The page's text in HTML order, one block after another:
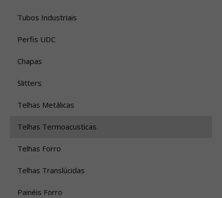
Tubos Industriais
Perfis UDC
Chapas
Slitters
Telhas Metálicas
Telhas Termoacusticas
Telhas Forro
Telhas Translúcidas
Painéis Forro